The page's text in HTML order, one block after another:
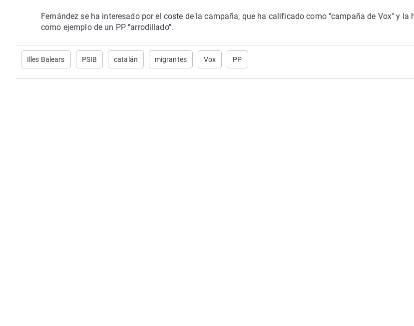
Fernández se ha interesado por el coste de la campaña, que ha calificado como "campaña de Vox" y la
como ejemplo de un PP "arrodillado".
Illes Balears PSIB catalán migrantes Vox PP